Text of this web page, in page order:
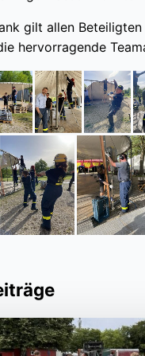
gilt allen
hervorragende